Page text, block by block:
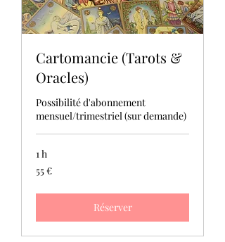
Cartomancie (Tarots &
Oracles)
Possibilité d'abonnement
mensuel/trimestriel (sur demande)
1 h
euros
55 €
Réserver